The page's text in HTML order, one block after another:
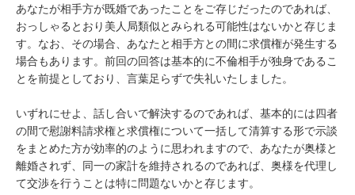
あなたが相手方が既婚であったことをご存じだったのであれば、
おっしゃるとおり美人局類似とみられる可能性はないかと存じま
す。なお、その場合、あなたと相手方との間に求償権が発生する
場合もあります。前回の回答は基本的に不倫相手が独身であるこ
とを前提としており、言葉足らずで失礼いたしました。
いずれにせよ、話し合いで解決するのであれば、基本的には四者
の間で慰謝料請求権と求償権について一括して清算する形で示談
をまとめた方が効率的のように思われますので、あなたが奥様と
離婚されず、同一の家計を維持されるのであれば、奥様を代理し
て交渉を行うことは特に問題ないかと存じます。